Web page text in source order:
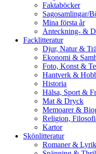
Faktaböcker
Sagosamlingar/
Mina första år
Anteckning- &
Facklitteratur
Djur, Natur &
Ekonomi &
Foto, Konst &
Hantverk &
Historia
Hälsa, Sport &
Mat & Dryck
Memoarer &
Religion,
Kartor
Skönlitteratur
Romaner & Lyrik